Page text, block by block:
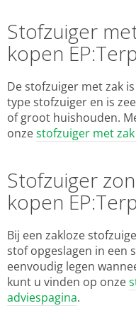
Stofzuiger
kopen
De stofzuiger met zak
type stofzuiger en is
of groot huishouden.
onzestofzuiger met
Stofzuiger
kopen
Bij een zakloze
stof opgeslagen in een
eenvoudig legen
kunt u vinden op onze
adviespagina.